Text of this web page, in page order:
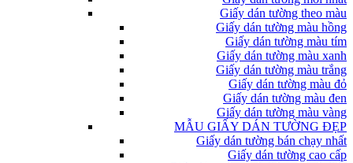
Giấy dán tường theo màu
Giấy dán tường màu hồng
Giấy dán tường màu tím
Giấy dán tường màu xanh
Giấy dán tường màu trắng
Giấy dán tường màu đỏ
Giấy dán tường màu đen
Giấy dán tường màu vàng
MẪU GIẤY DÁN TƯỜNG ĐẸP
Giấy dán tường bán chạy nhất
Giấy dán tường cao cấp